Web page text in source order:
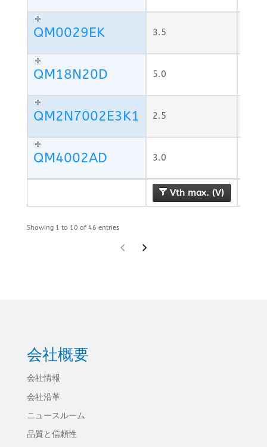
QM0029EK 3.5
QM18N20D 5.0
QM2N7002E3K1 2.5
QM4002AD 3.0
Vth max. (V)
Showing 1 to 10 of 46 entries
会社概要
会社情報
会社沿革
ニュースルーム
品質と信頼性